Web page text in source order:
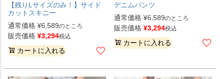
【残りLサイズのみ！】サイド
カットスキニー
通常価格 ¥6,589のところ
販売価格 ¥3,294税込
カートに入れる
デニムパンツ
通常価格 ¥6,589のところ
販売価格 ¥3,294税込
カートに入れる